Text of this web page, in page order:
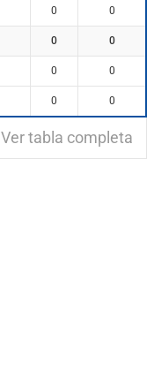
0 0
0 0
0 0
0 0
Ver tabla completa